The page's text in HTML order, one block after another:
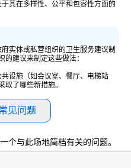
其在多样性、公平和包容性方面的
实体或私营组织的卫生服务建议制
的建议来制定这些做法：
设施（如会议室、餐厅、电梯站
取了哪些新措施。
见问题
一个与此场地简档有关的问题。